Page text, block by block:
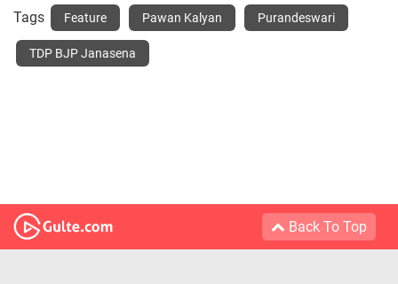
Tags Feature Pawan Kalyan Purandeswari
TDP BJP Janasena
Back To Top